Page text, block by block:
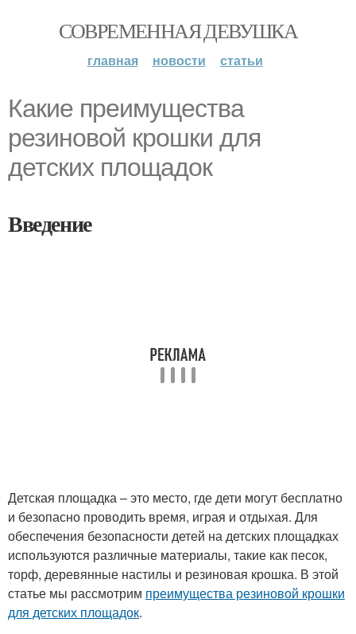
СОВРЕМЕННАЯ ДЕВУШКА
главная новости статьи
Какие преимущества
резиновой крошки для
детских площадок
Введение
Детская площадка – это место, где дети могут бесплатно
и безопасно проводить время, играя и отдыхая. Для
обеспечения безопасности детей на детских площадках
используются различные материалы, такие как песок,
торф, деревянные настилы и резиновая крошка. В этой
статье мы рассмотрим преимущества резиновой крошки
для детских площадок.